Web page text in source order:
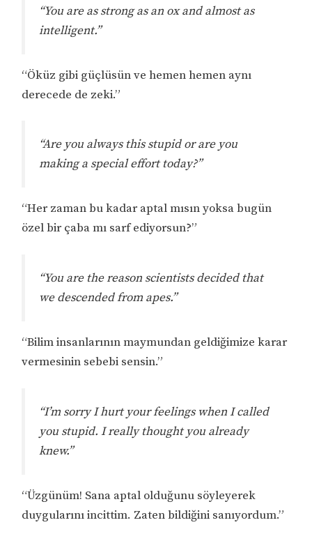
“You are as strong as an ox and almost as
intelligent.”
“Öküz gibi güçlüsün ve hemen hemen aynı
derecede de zeki.”
“Are you always this stupid or are you
making a special effort today?”
“Her zaman bu kadar aptal mısın yoksa bugün
özel bir çaba mı sarf ediyorsun?”
“You are the reason scientists decided that
we descended from apes.”
“Bilim insanlarının maymundan geldiğimize karar
vermesinin sebebi sensin.”
“I’m sorry I hurt your feelings when I called
you stupid. I really thought you already
knew.”
“Üzgünüm! Sana aptal olduğunu söyleyerek
duygularını incittim. Zaten bildiğini sanıyordum.”